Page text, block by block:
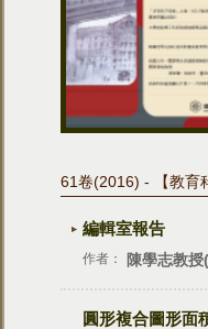
61卷(2016) - 【教育
編輯室報告
作者： 陳學志教授
圓形複合圖形面